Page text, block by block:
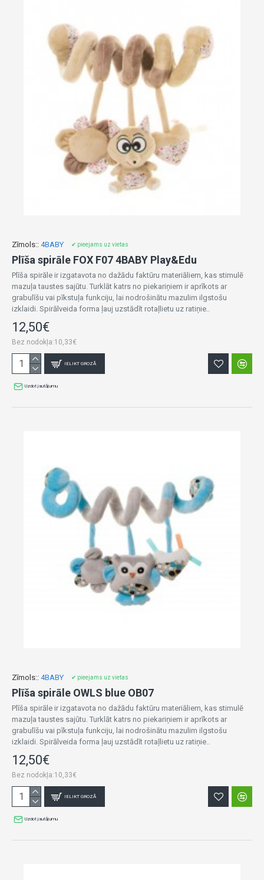
Zīmols:: 4BABY ✔ pieejams uz vietas
Plīša spirāle FOX F07 4BABY Play&Edu
Plīša spirāle ir izgatavota no dažādu faktūru materiāliem, kas stimulē
mazuļa taustes sajūtu. Turklāt katrs no piekariņiem ir aprīkots ar
grabulīšu vai pīkstuļa funkciju, lai nodrošinātu mazulim ilgstošu
izklaidi. Spirālveida forma ļauj uzstādīt rotaļlietu uz ratiņie..
12,50€
Bez nodokļa:10,33€
IELIKT GROZĀ
Uzdot jautājumu
Zīmols:: 4BABY ✔ pieejams uz vietas
Plīša spirāle OWLS blue OB07
Plīša spirāle ir izgatavota no dažādu faktūru materiāliem, kas stimulē
mazuļa taustes sajūtu. Turklāt katrs no piekariņiem ir aprīkots ar
grabulīšu vai pīkstuļa funkciju, lai nodrošinātu mazulim ilgstošu
izklaidi. Spirālveida forma ļauj uzstādīt rotaļlietu uz ratiņie..
12,50€
Bez nodokļa:10,33€
IELIKT GROZĀ
Uzdot jautājumu